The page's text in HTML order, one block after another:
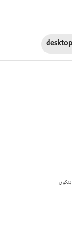
desktop